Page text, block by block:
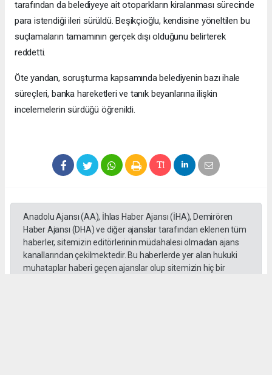
tarafından da belediyeye ait otoparkların kiralanması sürecinde
para istendiği ileri sürüldü. Beşikçioğlu, kendisine yöneltilen bu
suçlamaların tamamının gerçek dışı olduğunu belirterek
reddetti.
Öte yandan, soruşturma kapsamında belediyenin bazı ihale
süreçleri, banka hareketleri ve tanık beyanlarına ilişkin
incelemelerin sürdüğü öğrenildi.
Anadolu Ajansı (AA), İhlas Haber Ajansı (İHA), Demirören
Haber Ajansı (DHA) ve diğer ajanslar tarafından eklenen tüm
haberler, sitemizin editörlerinin müdahalesi olmadan ajans
kanallarından çekilmektedir. Bu haberlerde yer alan hukuki
muhataplar haberi geçen ajanslar olup sitemizin hiç bir